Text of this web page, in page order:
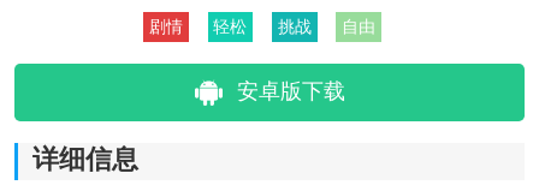
剧情 轻松 挑战 自由
安卓版下载
详细信息